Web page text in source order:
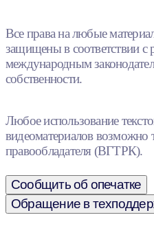
Все права на любые
защищены в соответствии с
международным
собственности.
Любое использование
видеоматериалов возможно
правообладателя (ВГТРК).
Сообщить об опечатке
Обращение в